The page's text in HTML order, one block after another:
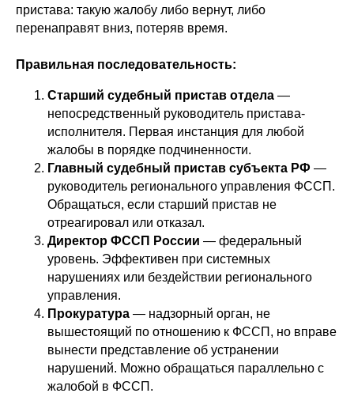
пристава: такую жалобу либо вернут, либо
перенаправят вниз, потеряв время.
Правильная последовательность:
Старший судебный пристав отдела —
непосредственный руководитель пристава-
исполнителя. Первая инстанция для любой
жалобы в порядке подчиненности.
Главный судебный пристав субъекта РФ —
руководитель регионального управления ФССП.
Обращаться, если старший пристав не
отреагировал или отказал.
Директор ФССП России — федеральный
уровень. Эффективен при системных
нарушениях или бездействии регионального
управления.
Прокуратура — надзорный орган, не
вышестоящий по отношению к ФССП, но вправе
вынести представление об устранении
нарушений. Можно обращаться параллельно с
жалобой в ФССП.